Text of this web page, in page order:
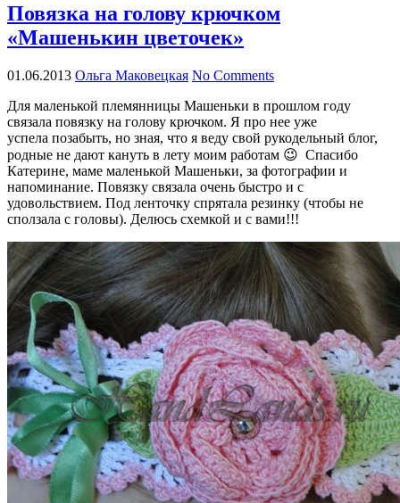
Повязка на голову крючком
«Машенькин цветочек»
01.06.2013 Ольга Маковецкая No Comments
Для маленькой племянницы Машеньки в прошлом году
связала повязку на голову крючком. Я про нее уже
успела позабыть, но зная, что я веду свой рукодельный блог,
родные не дают кануть в лету моим работам 😉 Спасибо
Катерине, маме маленькой Машеньки, за фотографии и
напоминание. Повязку связала очень быстро и с
удовольствием. Под ленточку спрятала резинку (чтобы не
сползала с головы). Делюсь схемкой и с вами!!!